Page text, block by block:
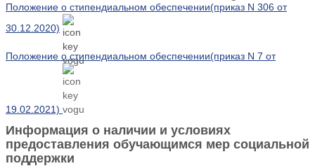
Положение о стипендиальном обеспечении(приказ N 306 от
30.12.2020)
Положение о стипендиальном обеспечении(приказ N 7 от
19.02.2021)
Информация о наличии и условиях
предоставления обучающимся мер социальной
поддержки